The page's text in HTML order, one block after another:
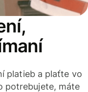
platieb a plaťte vo
potrebujete, máte